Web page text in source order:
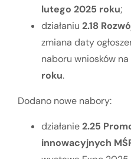
lutego 2025 roku;
działaniu 2.18
zmiana daty
naboru wniosków na
roku.
Dodano nowe nabory:
działanie2.25
innowacyjnych